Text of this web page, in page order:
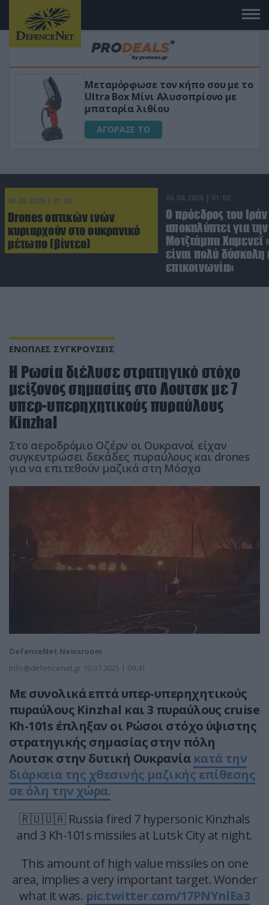
«Μαγική» φόρμουλα τριβόλι + VIP
για αύξηση της λίμπιντο
ΑΓΟΡΑΣΕ ΤΟ
06.08.2026 | 01:02
Drones οπτικών ινών
κυριαρχούν στο ουκρανικό
μέτωπο (βίντεο)
06.08.2026 | 01:02
Ο πρόεδρος του Ιράν
αποκαλύπτει για
Μοτζτάμπα Χαμενεΐ
είναι πολύ δύσκολη
επικοινωνία»
ΕΝΟΠΛΕΣ ΣΥΓΚΡΟΥΣΕΙΣ
Η Ρωσία διέλυσε στρατηγικό στόχο
μείζονος σημασίας στο Λουτσκ με 7
υπερ-υπερηχητικούς πυραύλους
Kinzhal
Στο αεροδρόμιο Οζέρν οι Ουκρανοί είχαν
συγκεντρώσει δεκάδες πυραύλους και drones
για να επιτεθούν μαζικά στη Μόσχα
DefenceNet Newsroom
info@defencenet.gr 10.07.2025 | 09:41
Με συνολικά επτά υπερ-υπερηχητικούς
πυραύλους Kinzhal και 3 πυραύλους cruise
Kh-101s έπληξαν οι Ρώσοι στόχο ύψιστης
στρατηγικής σημασίας στην πόλη
Λουτσκ στην δυτική Ουκρανία κατά την
διάρκεια της χθεσινής μαζικής επίθεσης
σε όλη την χώρα.
🇷🇺🇺🇦 Russia fired 7 hypersonic Kinzhals
and 3 Kh-101s missiles at Lutsk City at night.
This amount of high value missiles on one
area, implies a very important target. Wonder
what it was. pic.twitter.com/17PNYnlEa3